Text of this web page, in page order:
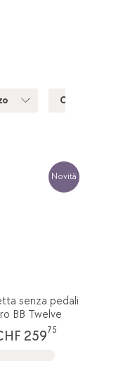
Colore
Novità
senza pedali
BB Twelve
25975